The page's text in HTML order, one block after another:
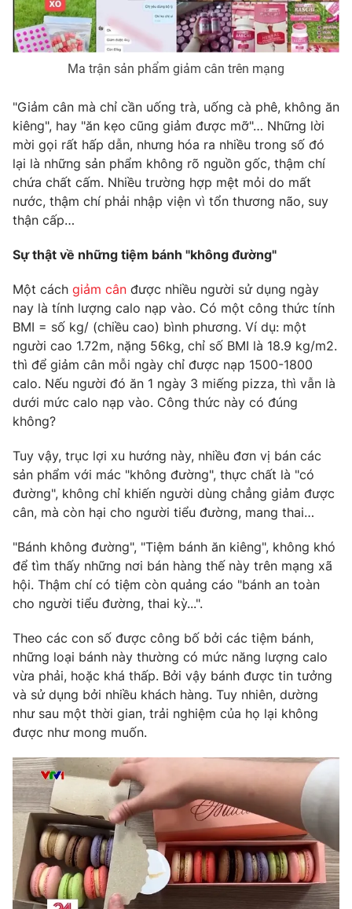
VTV Sức khoẻ Bất động sản
Thị trường 24h Tấm lòng Việt
VTV4 Vươn mình bằng AI
VTV9 VTV8
Liên hệ tòa soạn English
Theo dõi báo trên
Cơ quan chủ quản:Đài Truyền hình Việt Nam
Cơ quan báo chí:
Thời báo VTV
Giấy phép hoạt động báo in và báo điện tử số 483/GP-BTTTT
cấp ngày 29/12/2023
Tổng Biên tập: Vũ Thanh Thủy
Phó Tổng Biên tập:Nguyễn Thị Mỹ Hạnh, Phạm Quốc Thắng,
Nguyễn Trọng Ninh
Tổng đài VTV: 024.38 355 931 - 024.38 355 932
Email:
toasoan@vtv.vn
Liên hệ quảng cáo: 024-7300.7108
® Cấm sao chép dưới mọi hình thức nếu không có sự chấp
thuận bằng văn bản. Ghi rõ nguồn VTV.vn khi phát hành lại
thông tin từ website này.
Ma trận sản phẩm giảm cân trên mạng
"Giảm cân mà chỉ cần uống trà, uống cà phê, không ăn
kiêng", hay "ăn kẹo cũng giảm được mỡ"… Những lời
mời gọi rất hấp dẫn, nhưng hóa ra nhiều trong số đó
lại là những sản phẩm không rõ nguồn gốc, thậm chí
chứa chất cấm. Nhiều trường hợp mệt mỏi do mất
nước, thậm chí phải nhập viện vì tổn thương não, suy
thận cấp…
Sự thật về những tiệm bánh "không đường"
Một cách giảm cân được nhiều người sử dụng ngày
nay là tính lượng calo nạp vào. Có một công thức tính
BMI = số kg/ (chiều cao) bình phương. Ví dụ: một
người cao 1.72m, nặng 56kg, chỉ số BMI là 18.9 kg/m2.
thì để giảm cân mỗi ngày chỉ được nạp 1500-1800
calo. Nếu người đó ăn 1 ngày 3 miếng pizza, thì vẫn là
dưới mức calo nạp vào. Công thức này có đúng
không?
Tuy vậy, trục lợi xu hướng này, nhiều đơn vị bán các
sản phẩm với mác "không đường", thực chất là "có
đường", không chỉ khiến người dùng chẳng giảm được
cân, mà còn hại cho người tiểu đường, mang thai…
"Bánh không đường", "Tiệm bánh ăn kiêng", không khó
để tìm thấy những nơi bán hàng thế này trên mạng xã
hội. Thậm chí có tiệm còn quảng cáo "bánh an toàn
cho người tiểu đường, thai kỳ...".
Theo các con số được công bố bởi các tiệm bánh,
những loại bánh này thường có mức năng lượng calo
vừa phải, hoặc khá thấp. Bởi vậy bánh được tin tưởng
và sử dụng bởi nhiều khách hàng. Tuy nhiên, dường
như sau một thời gian, trải nghiệm của họ lại không
được như mong muốn.